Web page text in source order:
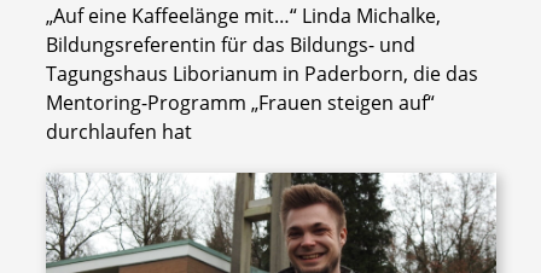
„Auf eine Kaffeelänge mit…“ Linda Michalke,
Bildungsreferentin für das Bildungs- und
Tagungshaus Liborianum in Paderborn, die das
Mentoring-Programm „Frauen steigen auf“
durchlaufen hat